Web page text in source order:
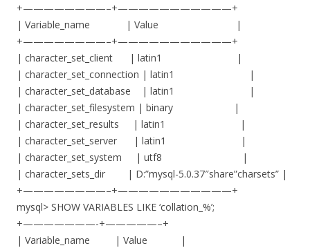
+————————–+———————————+
| Variable_name | Value |
+————————–+———————————+
| character_set_client | latin1 |
| character_set_connection | latin1 |
| character_set_database | latin1 |
| character_set_filesystem | binary |
| character_set_results | latin1 |
| character_set_server | latin1 |
| character_set_system | utf8 |
| character_sets_dir | D:”mysql-5.0.37″share”charsets” |
+————————–+———————————+
mysql> SHOW VARIABLES LIKE ‘collation_%’;
+———————-+—————–+
| Variable_name | Value |